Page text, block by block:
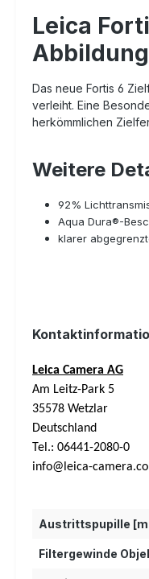
Leica
Das neue Fortis 6
verleiht. Eine
herkömmlichen
Weitere
92%
Aqua Dura®-
klarer
Leica Camera AG
Am Leitz-Park 5
35578 Wetzlar
Deutschland
Tel.: 06441-2080-0
info@leica-
Austrittspupille
Filtergewinde